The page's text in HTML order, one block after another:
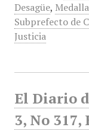
Desagüe,
Subprefecto de
Justicia
El Diario
3, No 317,